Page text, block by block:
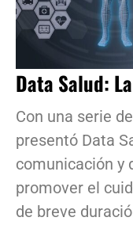
Data Salud:
Con una serie
presentó Data
comunicación y
promover el
de breve